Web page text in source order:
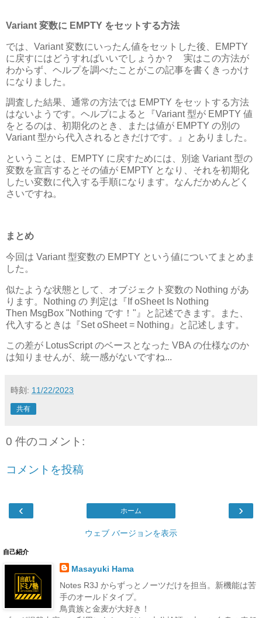
Variant 変数に EMPTY をセットする方法
では、Variant 変数にいったん値をセットした後、EMPTY
に戻すにはどうすればいいでしょうか？ 実はこの方法が
わからず、ヘルプを調べたことがこの記事を書くきっかけ
になりました。
調査した結果、通常の方法では EMPTY をセットする方法
はないようです。ヘルプによると『Variant 型が EMPTY 値
をとるのは、初期化のとき、または値が EMPTY の別の
Variant 型から代入されるときだけです。』とありました。
ということは、EMPTY に戻すためには、別途 Variant 型の
変数を宣言するとその値が EMPTY となり、それを初期化
したい変数に代入する手順になります。なんだかめんどく
さいですね。
まとめ
今回は Variant 型変数の EMPTY という値についてまとめま
した。
似たような状態として、オブジェクト変数の Nothing があ
ります。Nothing の 判定は『If oSheet Is Nothing
Then MsgBox "Nothing です！"』と記述できます。また、
代入するときは『Set oSheet = Nothing』と記述します。
この差が LotusScript のベースとなった VBA の仕様なのか
は知りませんが、統一感がないですね...
時刻: 11/22/2023
共有
0 件のコメント:
コメントを投稿
‹ ›
ホーム
ウェブ バージョンを表示
自己紹介
Masayuki Hama
Notes R3J からずっとノーツだけを担当。新機能は苦
手のオールドタイプ。
鳥貴族と金麦が大好き！